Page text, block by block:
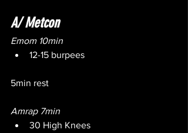
A/ Metcon
Emom 10min
12-15 burpees
5min rest
Amrap 7min
30 High Knees